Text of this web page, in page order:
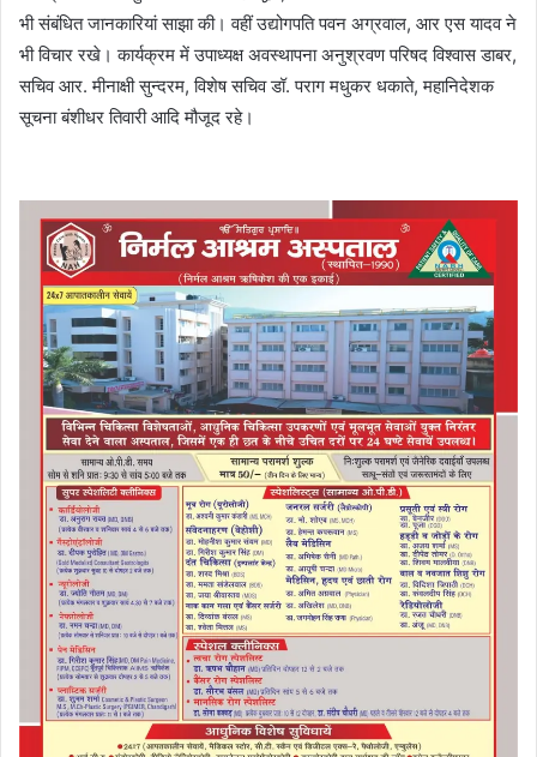
भी संबंधित जानकारियां साझा की। वहीं उद्योगपति पवन अग्रवाल, आर एस यादव ने
भी विचार रखे। कार्यक्रम में उपाध्यक्ष अवस्थापना अनुश्रवण परिषद विश्वास डाबर,
सचिव आर. मीनाक्षी सुन्दरम, विशेष सचिव डॉ. पराग मधुकर धकाते, महानिदेशक
सूचना बंशीधर तिवारी आदि मौजूद रहे।